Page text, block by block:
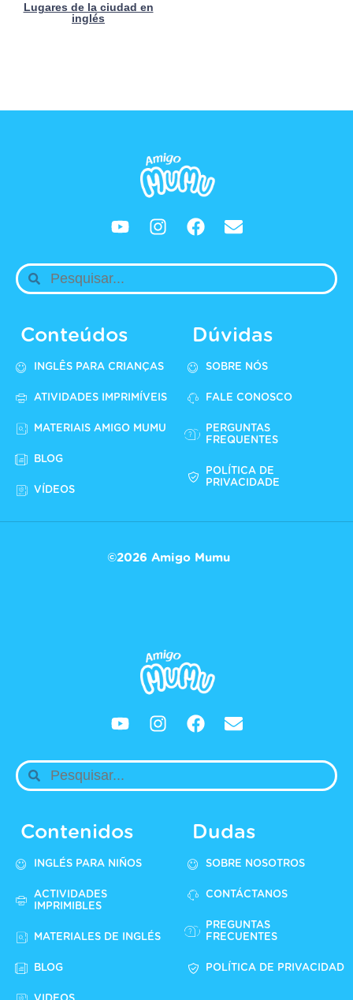
Lugares de la ciudad en
inglés
Conteúdos
INGLÊS PARA CRIANÇAS
ATIVIDADES IMPRIMÍVEIS
MATERIAIS AMIGO MUMU
BLOG
VÍDEOS
Dúvidas
SOBRE NÓS
FALE CONOSCO
PERGUNTAS
FREQUENTES
POLÍTICA DE
PRIVACIDADE
©2026 Amigo Mumu
Contenidos
INGLÉS PARA NIÑOS
ACTIVIDADES
IMPRIMIBLES
MATERIALES DE INGLÉS
BLOG
Dudas
SOBRE NOSOTROS
CONTÁCTANOS
PREGUNTAS
FRECUENTES
POLÍTICA DE PRIVACIDAD